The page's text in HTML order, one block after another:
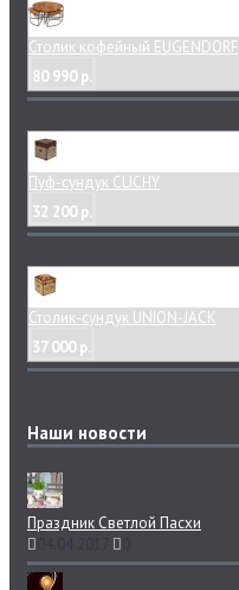
Столик кофейный EUGENDORF
80 990 р.
Пуф-сундук CLICHY
32 200 р.
Столик-сундук UNION-JACK
37 000 р.
Наши новости
Праздник Светлой Пасхи